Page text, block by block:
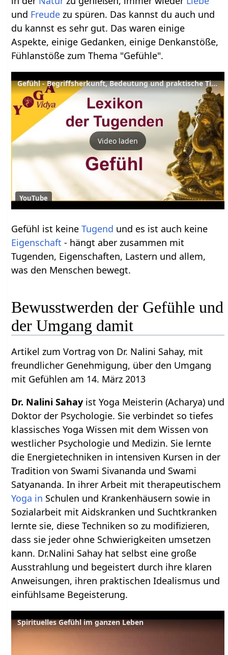
und Freude zu spüren. Das kannst du auch und
du kannst es sehr gut. Das waren einige
Aspekte, einige Gedanken, einige Denkanstöße,
Fühlanstöße zum Thema "Gefühle".
Gefühl - Begriffsherkunft, Bedeutung und praktische Tipps - Lexikon der Tugenden Yoga Vidya
Video laden
YouTube
Gefühl ist keineTugend und es ist auch keine
Eigenschaft - hängt aber zusammen mit
Tugenden, Eigenschaften, Lastern und allem,
was den Menschen bewegt.
Bewusstwerden der Gefühle und
der Umgang damit
Artikel zum Vortrag von Dr. Nalini Sahay, mit
freundlicher Genehmigung, über den Umgang
mit Gefühlen am 14. März 2013
Dr. Nalini Sahay ist Yoga Meisterin (Acharya) und
Doktor der Psychologie. Sie verbindet so tiefes
klassisches Yoga Wissen mit dem Wissen von
westlicher Psychologie und Medizin. Sie lernte
die Energietechniken in intensiven Kursen in der
Tradition von Swami Sivananda und Swami
Satyananda. In ihrer Arbeit mit therapeutischem
Yoga in Schulen und Krankenhäusern sowie in
Sozialarbeit mit Aidskranken und Suchtkranken
lernte sie, diese Techniken so zu modifizieren,
dass sie jeder ohne Schwierigkeiten umsetzen
kann. Dr.Nalini Sahay hat selbst eine große
Ausstrahlung und begeistert durch ihre klaren
Anweisungen, ihren praktischen Idealismus und
einfühlsame Begeisterung.
Spirituelles Gefühl im ganzen Leben